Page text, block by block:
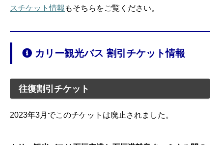
スチケット情報 もそちらをご覧ください。
カリー観光バス 割引チケット情報
往復割引チケット
2023年3月でこのチケットは廃止されました。